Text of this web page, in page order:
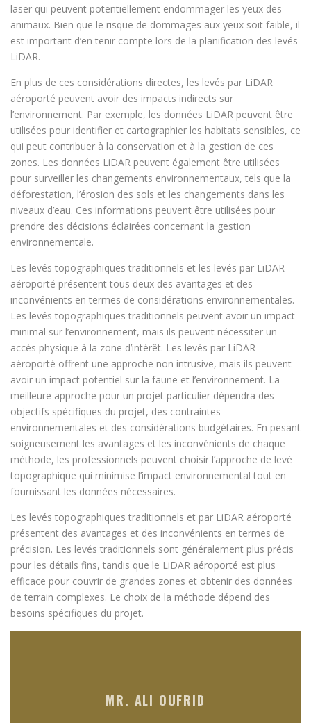
laser qui peuvent potentiellement endommager les yeux des
animaux. Bien que le risque de dommages aux yeux soit faible, il
est important d’en tenir compte lors de la planification des levés
LiDAR.
En plus de ces considérations directes, les levés par LiDAR
aéroporté peuvent avoir des impacts indirects sur
l’environnement. Par exemple, les données LiDAR peuvent être
utilisées pour identifier et cartographier les habitats sensibles, ce
qui peut contribuer à la conservation et à la gestion de ces
zones. Les données LiDAR peuvent également être utilisées
pour surveiller les changements environnementaux, tels que la
déforestation, l’érosion des sols et les changements dans les
niveaux d’eau. Ces informations peuvent être utilisées pour
prendre des décisions éclairées concernant la gestion
environnementale.
Les levés topographiques traditionnels et les levés par LiDAR
aéroporté présentent tous deux des avantages et des
inconvénients en termes de considérations environnementales.
Les levés topographiques traditionnels peuvent avoir un impact
minimal sur l’environnement, mais ils peuvent nécessiter un
accès physique à la zone d’intérêt. Les levés par LiDAR
aéroporté offrent une approche non intrusive, mais ils peuvent
avoir un impact potentiel sur la faune et l’environnement. La
meilleure approche pour un projet particulier dépendra des
objectifs spécifiques du projet, des contraintes
environnementales et des considérations budgétaires. En pesant
soigneusement les avantages et les inconvénients de chaque
méthode, les professionnels peuvent choisir l’approche de levé
topographique qui minimise l’impact environnemental tout en
fournissant les données nécessaires.
Les levés topographiques traditionnels et par LiDAR aéroporté
présentent des avantages et des inconvénients en termes de
précision. Les levés traditionnels sont généralement plus précis
pour les détails fins, tandis que le LiDAR aéroporté est plus
efficace pour couvrir de grandes zones et obtenir des données
de terrain complexes. Le choix de la méthode dépend des
besoins spécifiques du projet.
MR. ALI OUFRID